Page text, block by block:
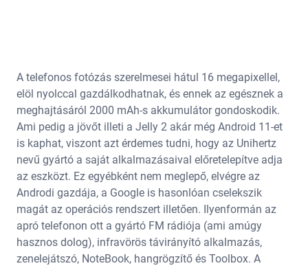
A telefonos fotózás szerelmesei hátul 16 megapixellel,
elöl nyolccal gazdálkodhatnak, és ennek az egésznek a
meghajtásáról 2000 mAh-s akkumulátor gondoskodik.
Ami pedig a jövőt illeti a Jelly 2 akár még Android 11-et
is kaphat, viszont azt érdemes tudni, hogy az Unihertz
nevű gyártó a saját alkalmazásaival előretelepítve adja
az eszközt. Ez egyébként nem meglepő, elvégre az
Androdi gazdája, a Google is hasonlóan cselekszik
magát az operációs rendszert illetően. Ilyenformán az
apró telefonon ott a gyártó FM rádiója (ami amúgy
hasznos dolog), infravörös távirányító alkalmazás,
zenelejátszó, NoteBook, hangrögzítő és Toolbox. A